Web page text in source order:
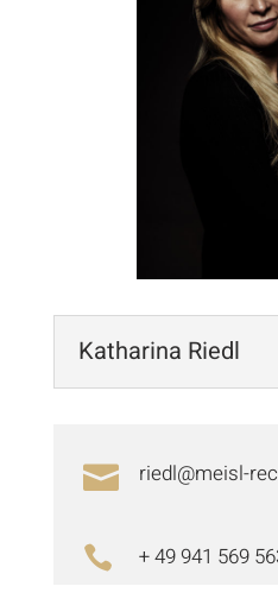
Katharina Riedl
 riedl@meisl-
 + 49 941 569